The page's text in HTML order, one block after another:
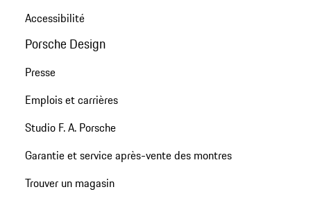
Accessibilité
Porsche Design
Presse
Emplois et carrières
Studio F. A. Porsche
Garantie et service après-vente des montres
Trouver un magasin